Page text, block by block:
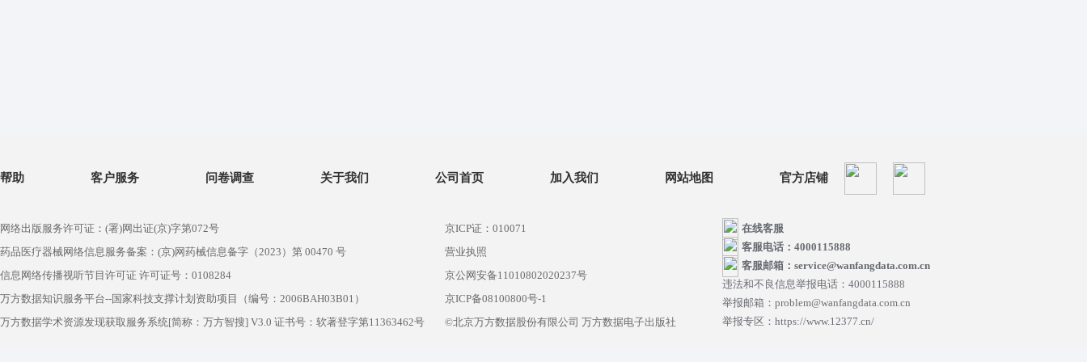
帮助 客户服务 问卷调查 关于我们 公司首页 加入我们 网站地图 官方店铺
网络出版服务许可证：(署)网出证(京)字第072号
药品医疗器械网络信息服务备案：(京)网药械信息备字（2023）第 00470 号
信息网络传播视听节目许可证 许可证号：0108284
万方数据知识服务平台--国家科技支撑计划资助项目（编号：2006BAH03B01）
万方数据学术资源发现获取服务系统[简称：万方智搜] V3.0 证书号：软著登字第11363462号
京ICP证：010071
营业执照
京公网安备11010802020237号
京ICP备08100800号-1
©北京万方数据股份有限公司 万方数据电子出版社
在线客服
客服电话：4000115888
客服邮箱：service@wanfangdata.com.cn
违法和不良信息举报电话：4000115888
举报邮箱：problem@wanfangdata.com.cn
举报专区：https://www.12377.cn/